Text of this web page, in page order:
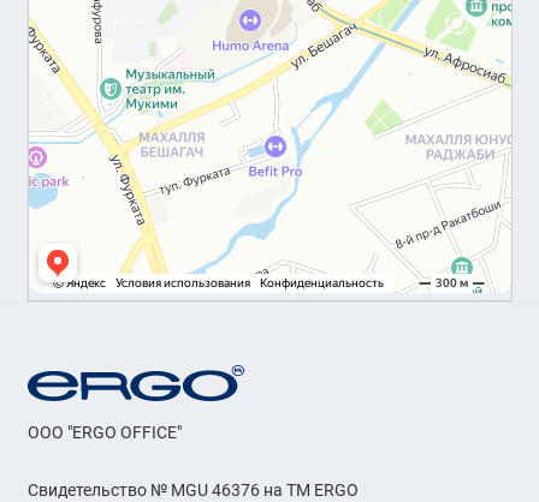
OOO "ERGO OFFICE"
Свидетельство № MGU 46376 на ТМ ERGO